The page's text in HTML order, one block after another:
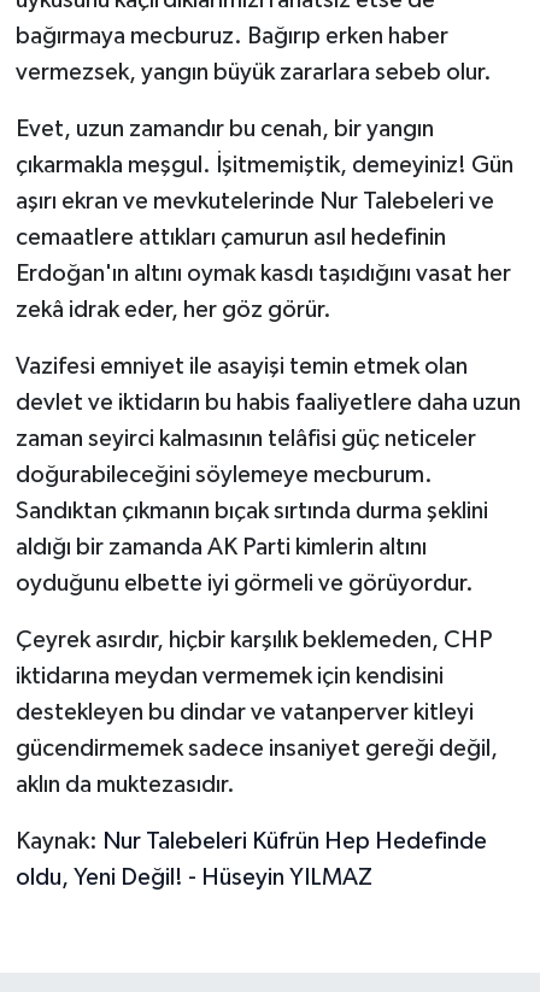
bağırmaya mecburuz. Bağırıp erken haber
vermezsek, yangın büyük zararlara sebeb olur.
Evet, uzun zamandır bu cenah, bir yangın
çıkarmakla meşgul. İşitmemiştik, demeyiniz! Gün
aşırı ekran ve mevkutelerinde Nur Talebeleri ve
cemaatlere attıkları çamurun asıl hedefinin
Erdoğan'ın altını oymak kasdı taşıdığını vasat her
zekâ idrak eder, her göz görür.
Vazifesi emniyet ile asayişi temin etmek olan
devlet ve iktidarın bu habis faaliyetlere daha uzun
zaman seyirci kalmasının telâfisi güç neticeler
doğurabileceğini söylemeye mecburum.
Sandıktan çıkmanın bıçak sırtında durma şeklini
aldığı bir zamanda AK Parti kimlerin altını
oyduğunu elbette iyi görmeli ve görüyordur.
Çeyrek asırdır, hiçbir karşılık beklemeden, CHP
iktidarına meydan vermemek için kendisini
destekleyen bu dindar ve vatanperver kitleyi
gücendirmemek sadece insaniyet gereği değil,
aklın da muktezasıdır.
Kaynak: Nur Talebeleri Küfrün Hep Hedefinde
oldu, Yeni Değil! - Hüseyin YILMAZ